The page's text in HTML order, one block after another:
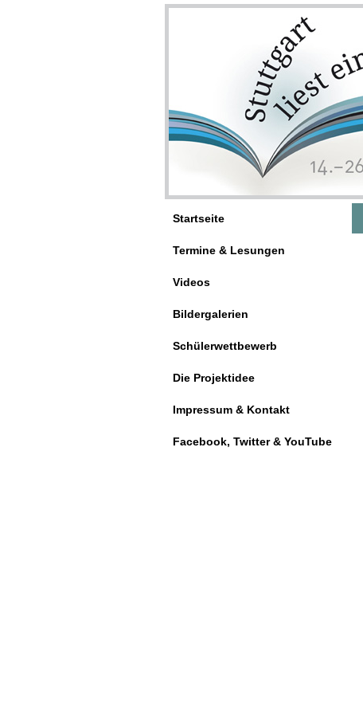
Startseite
Termine & Lesungen
Videos
Bildergalerien
Schülerwettbewerb
Die Projektidee
Impressum & Kontakt
Facebook, Twitter & YouTube